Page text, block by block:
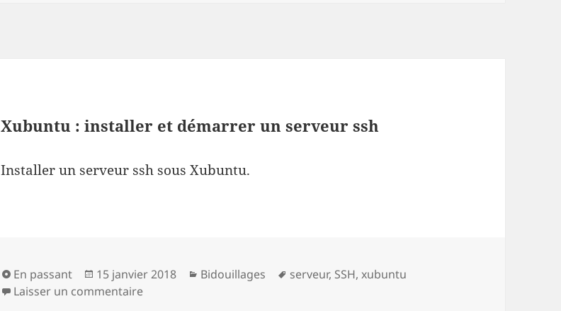
Xubuntu : installer et démarrer un serveur ssh
Installer un serveur ssh sous Xubuntu.
Format
En passant
Publié
le
15 janvier 2018 Catégories
Bidouillages
Mots-
serveur, SSH,xubuntu
Laisser un commentairesur Xubuntu : installer et démarrer un serveur ssh